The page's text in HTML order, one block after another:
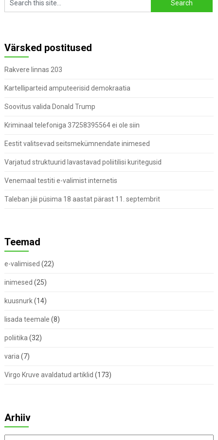
Värsked postitused
Rakvere linnas 203
Kartelliparteid amputeerisid demokraatia
Soovitus valida Donald Trump
Kriminaal telefoniga 37258395564 ei ole siin
Eestit valitsevad seitsmekümnendate inimesed
Varjatud struktuurid lavastavad poliitilisi kuritegusid
Venemaal testiti e-valimist internetis
Taleban jäi püsima 18 aastat pärast 11. septembrit
Teemad
e-valimised (22)
inimesed (25)
kuusnurk(14)
lisada teemale (8)
poliitika (32)
varia (7)
Virgo Kruve avaldatud artiklid (173)
Arhiiv